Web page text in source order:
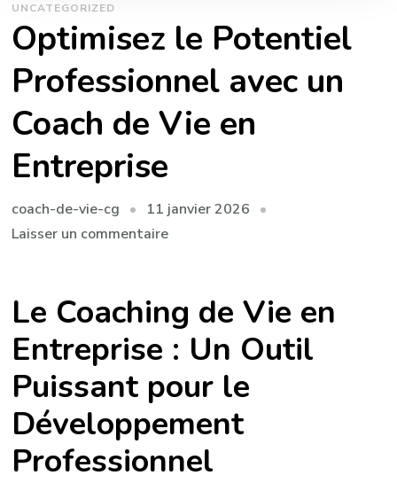
UNCATEGORIZED
Optimisez le Potentiel
Professionnel avec un
Coach de Vie en
Entreprise
coach-de-vie-cg
11 janvier 2026
Laisser un commentairesur
Potentiel
Professionnel
avec
un
Coach
de
en
Le Coaching de Vie en
Entreprise : Un Outil
Puissant pour le
Développement
Professionnel